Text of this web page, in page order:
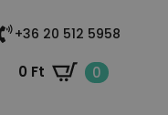
+36 20 512 5958
0 Ft 0